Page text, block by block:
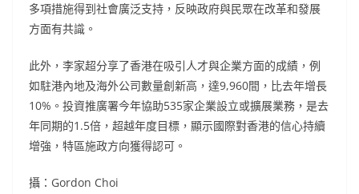
多項措施得到社會廣泛支持，反映政府與民眾在改革和發展
方面有共識。
此外，李家超分享了香港在吸引人才與企業方面的成績，例
如駐港內地及海外公司數量創新高，達9,960間，比去年增長
10%。投資推廣署今年協助535家企業設立或擴展業務，是去
年同期的1.5倍，超越年度目標，顯示國際對香港的信心持續
增強，特區施政方向獲得認可。
攝：Gordon Choi